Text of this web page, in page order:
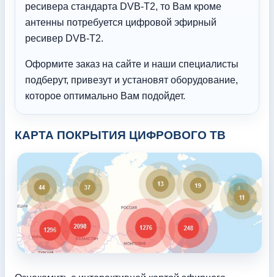
ресивера стандарта DVB-T2, то Вам кроме
антенны потребуется цифровой эфирный
ресивер DVB-T2.
Оформите заказ на сайте и наши специалисты
подберут, привезут и установят оборудование,
которое оптимально Вам подойдет.
КАРТА ПОКРЫТИЯ ЦИФРОВОГО ТВ